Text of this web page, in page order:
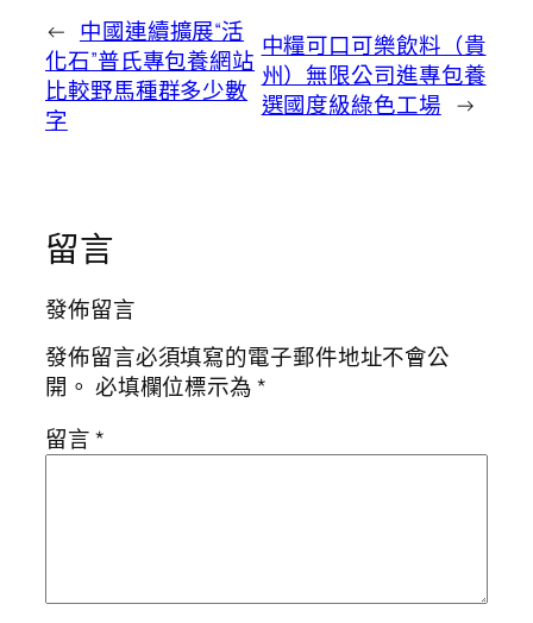
← 中國連續擴展“活
化石”普氏專包養網站
比較野馬種群多少數
字
中糧可口可樂飲料（貴
州）無限公司進專包養
選國度級綠色工場 →
留言
發佈留言
發佈留言必須填寫的電子郵件地址不會公
開。 必填欄位標示為*
留言*